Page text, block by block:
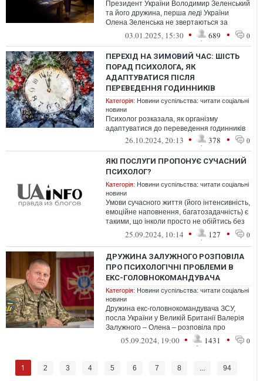
Президент України Володимир Зеленський
та його дружина, перша леді України
Олена Зеленська не звертаються за
допомогою до психолога.
03.01.2025, 15:30 • 689 • 0
ПЕРЕХІД НА ЗИМОВИЙ ЧАС: ШІСТЬ
ПОРАД ПСИХОЛОГА, ЯК
АДАПТУВАТИСЯ ПІСЛЯ
ПЕРЕВЕДЕННЯ ГОДИННИКІВ
Категорія: Новини суспільства: читати соціальні
новини
Психолог розказала, як організму
адаптуватися до переведення годинників
26.10.2024, 20:13 • 378 • 0
ЯКІ ПОСЛУГИ ПРОПОНУЄ СУЧАСНИЙ
ПСИХОЛОГ?
Категорія: Новини суспільства: читати соціальні
новини
Умови сучасного життя (його інтенсивність,
емоційне наповнення, багатозадачність) є
такими, що інколи просто не обійтись без
допомоги психолога-профес...
25.09.2024, 10:14 • 127 • 0
ДРУЖИНА ЗАЛУЖНОГО РОЗПОВІЛА
ПРО ПСИХОЛОГІЧНІ ПРОБЛЕМИ В
ЕКС-ГОЛОВНОКОМАНДУВАЧА
Категорія: Новини суспільства: читати соціальні
новини
Дружина екс-головнокомандувача ЗСУ,
посла України у Великій Британії Валерія
Залужного – Олена – розповіла про
психологічні проблеми в чоловіка. Жінка...
05.09.2024, 19:00 • 1431 • 0
1 2 3 4 5 6 7 8 ... 94